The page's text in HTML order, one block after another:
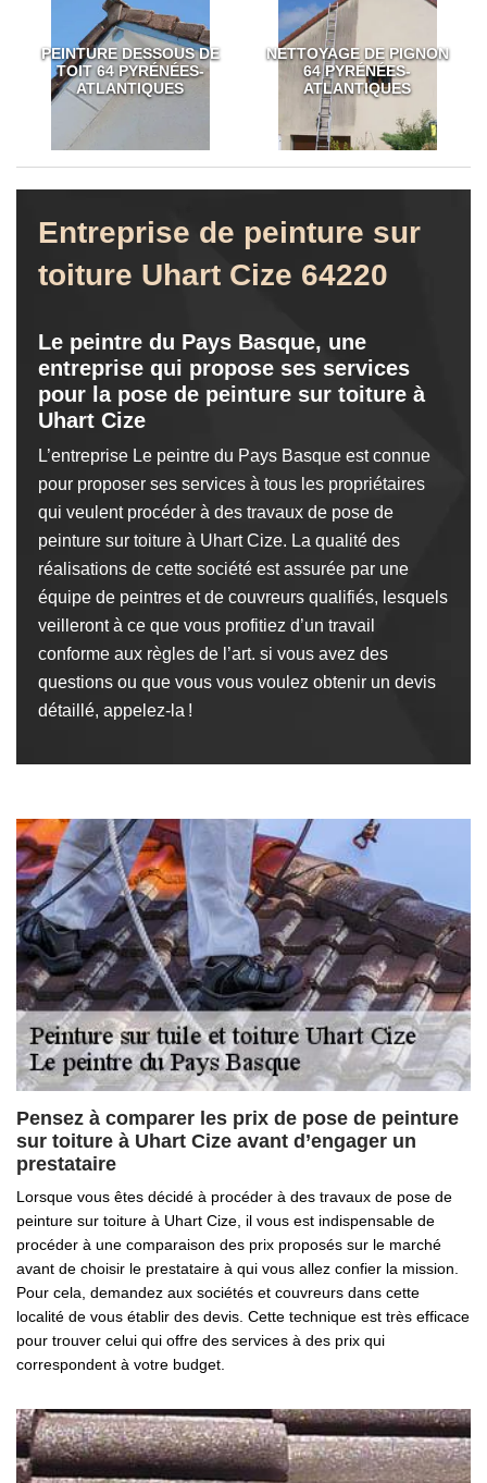
PEINTURE DESSOUS DE
TOIT 64 PYRÉNÉES-
ATLANTIQUES
NETTOYAGE DE PIGNON
64 PYRÉNÉES-
ATLANTIQUES
Entreprise de peinture sur
toiture Uhart Cize 64220
Le peintre du Pays Basque, une
entreprise qui propose ses services
pour la pose de peinture sur toiture à
Uhart Cize
L’entreprise Le peintre du Pays Basque est connue
pour proposer ses services à tous les propriétaires
qui veulent procéder à des travaux de pose de
peinture sur toiture à Uhart Cize. La qualité des
réalisations de cette société est assurée par une
équipe de peintres et de couvreurs qualifiés, lesquels
veilleront à ce que vous profitiez d’un travail
conforme aux règles de l’art. si vous avez des
questions ou que vous vous voulez obtenir un devis
détaillé, appelez-la !
Pensez à comparer les prix de pose de peinture
sur toiture à Uhart Cize avant d’engager un
prestataire
Lorsque vous êtes décidé à procéder à des travaux de pose de
peinture sur toiture à Uhart Cize, il vous est indispensable de
procéder à une comparaison des prix proposés sur le marché
avant de choisir le prestataire à qui vous allez confier la mission.
Pour cela, demandez aux sociétés et couvreurs dans cette
localité de vous établir des devis. Cette technique est très efficace
pour trouver celui qui offre des services à des prix qui
correspondent à votre budget.